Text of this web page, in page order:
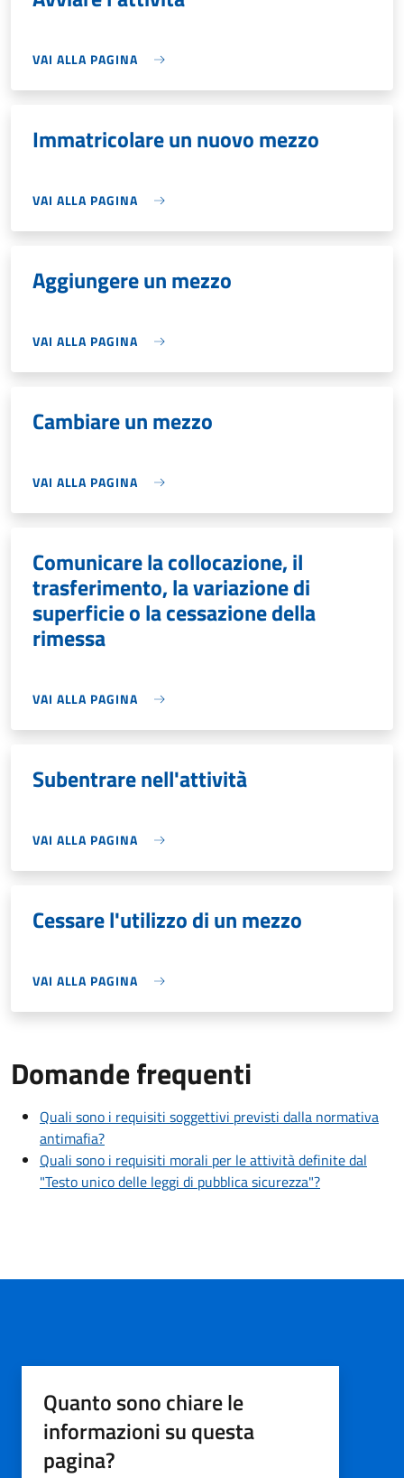
VAI ALLA PAGINA
Immatricolare un nuovo mezzo
VAI ALLA PAGINA
Aggiungere un mezzo
VAI ALLA PAGINA
Cambiare un mezzo
VAI ALLA PAGINA
Comunicare la collocazione, il
trasferimento, la variazione di
superficie o la cessazione della
rimessa
VAI ALLA PAGINA
Subentrare nell'attività
VAI ALLA PAGINA
Cessare l'utilizzo di un mezzo
VAI ALLA PAGINA
Domande frequenti
Quali sono i requisiti soggettivi previsti dalla normativa
antimafia?
Quali sono i requisiti morali per le attività definite dal
"Testo unico delle leggi di pubblica sicurezza"?
Quanto sono chiare le
informazioni su questa
pagina?